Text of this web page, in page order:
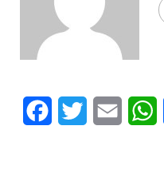
FacebookTwitter Email